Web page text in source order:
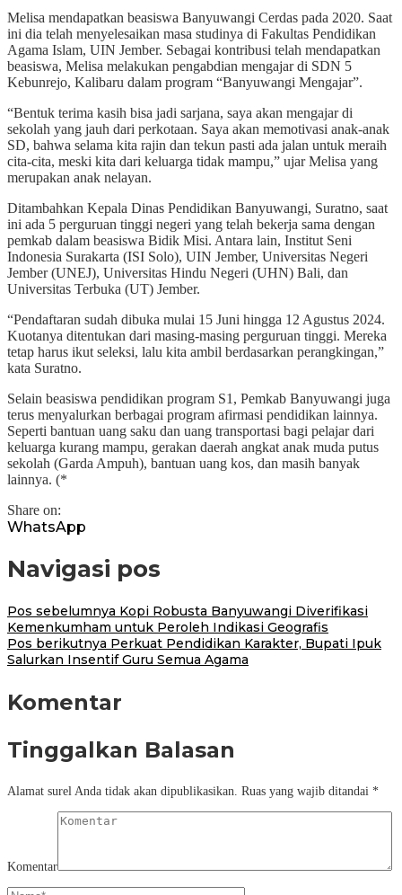
Melisa mendapatkan beasiswa Banyuwangi Cerdas pada 2020. Saat
ini dia telah menyelesaikan masa studinya di Fakultas Pendidikan
Agama Islam, UIN Jember. Sebagai kontribusi telah mendapatkan
beasiswa, Melisa melakukan pengabdian mengajar di SDN 5
Kebunrejo, Kalibaru dalam program “Banyuwangi Mengajar”.
“Bentuk terima kasih bisa jadi sarjana, saya akan mengajar di
sekolah yang jauh dari perkotaan. Saya akan memotivasi anak-anak
SD, bahwa selama kita rajin dan tekun pasti ada jalan untuk meraih
cita-cita, meski kita dari keluarga tidak mampu,” ujar Melisa yang
merupakan anak nelayan.
Ditambahkan Kepala Dinas Pendidikan Banyuwangi, Suratno, saat
ini ada 5 perguruan tinggi negeri yang telah bekerja sama dengan
pemkab dalam beasiswa Bidik Misi. Antara lain, Institut Seni
Indonesia Surakarta (ISI Solo), UIN Jember, Universitas Negeri
Jember (UNEJ), Universitas Hindu Negeri (UHN) Bali, dan
Universitas Terbuka (UT) Jember.
“Pendaftaran sudah dibuka mulai 15 Juni hingga 12 Agustus 2024.
Kuotanya ditentukan dari masing-masing perguruan tinggi. Mereka
tetap harus ikut seleksi, lalu kita ambil berdasarkan perangkingan,”
kata Suratno.
Selain beasiswa pendidikan program S1, Pemkab Banyuwangi juga
terus menyalurkan berbagai program afirmasi pendidikan lainnya.
Seperti bantuan uang saku dan uang transportasi bagi pelajar dari
keluarga kurang mampu, gerakan daerah angkat anak muda putus
sekolah (Garda Ampuh), bantuan uang kos, dan masih banyak
lainnya. (*
Share on:
WhatsApp
Navigasi pos
Pos sebelumnya Kopi Robusta Banyuwangi Diverifikasi
Kemenkumham untuk Peroleh Indikasi Geografis
Pos berikutnya Perkuat Pendidikan Karakter, Bupati Ipuk
Salurkan Insentif Guru Semua Agama
Komentar
Tinggalkan Balasan
Alamat surel Anda tidak akan dipublikasikan. Ruas yang wajib ditandai *
Komentar